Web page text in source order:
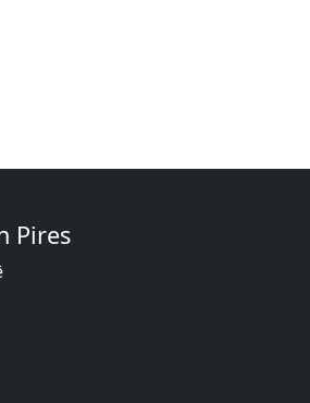
Pires